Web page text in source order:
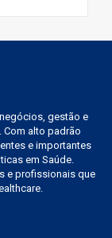
gestão e
alto padrão
e importantes
em Saúde.
e profissionais que